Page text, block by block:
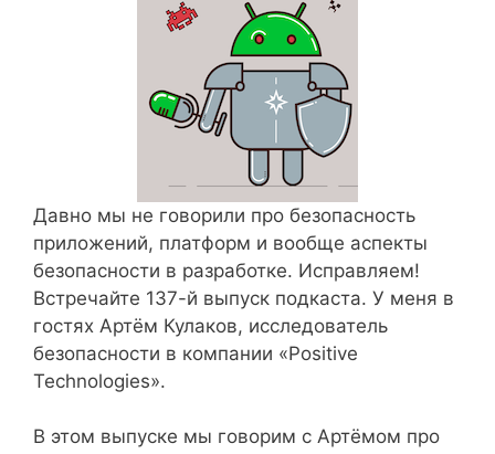
Давно мы не говорили про безопасность
приложений, платформ и вообще аспекты
безопасности в разработке. Исправляем!
Встречайте 137-й выпуск подкаста. У меня в
гостях Артём Кулаков, исследователь
безопасности в компании «Positive
Technologies».
В этом выпуске мы говорим с Артёмом про